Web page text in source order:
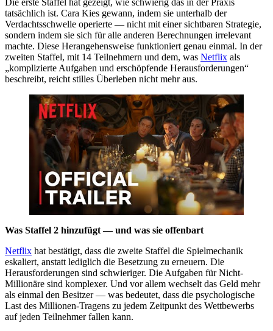
tatsächlich ist. Cara Kies gewann, indem sie unterhalb der
Verdachtsschwelle operierte — nicht mit einer sichtbaren Strategie,
sondern indem sie sich für alle anderen Berechnungen irrelevant
machte. Diese Herangehensweise funktioniert genau einmal. In der
zweiten Staffel, mit 14 Teilnehmern und dem, was Netflix als
„komplizierte Aufgaben und erschöpfende Herausforderungen“
beschreibt, reicht stilles Überleben nicht mehr aus.
Was Staffel 2 hinzufügt — und was sie offenbart
Netflix hat bestätigt, dass die zweite Staffel die Spielmechanik
eskaliert, anstatt lediglich die Besetzung zu erneuern. Die
Herausforderungen sind schwieriger. Die Aufgaben für Nicht-
Millionäre sind komplexer. Und vor allem wechselt das Geld mehr
als einmal den Besitzer — was bedeutet, dass die psychologische
Last des Millionen-Tragens zu jedem Zeitpunkt des Wettbewerbs
auf jeden Teilnehmer fallen kann.